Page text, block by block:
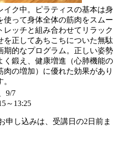
ク中。ピラティスの基本は身
って身体全体の筋肉をスムー
レッチと組み合わせてリラック
を正してあちこちについた無駄
期的なプログラム。正しい姿勢
く鍛え、健康増進（心肺機能の
の増加）に優れた効果があり
9/7
～13:25
申し込みは、受講日の2日前ま